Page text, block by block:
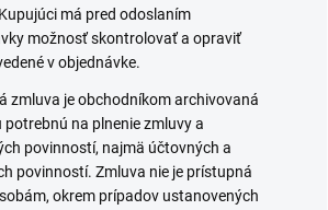
má pred odoslaním
možnosť skontrolovať a opraviť
v objednávke.
zmluva je obchodníkom archivovaná
potrebnú na plnenie zmluvy a
povinností, najmä účtovných a
povinností. Zmluva nie je prístupná
okrem prípadov ustanovených